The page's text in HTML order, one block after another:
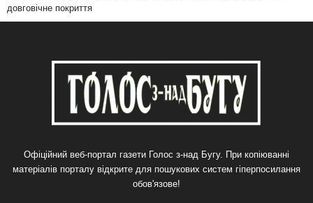
довговічне покриття
Офіційний веб-портал газети Голос з-над Бугу. При копіюванні
матеріалів порталу відкрите для пошукових систем гіперпосилання
обов'язове!